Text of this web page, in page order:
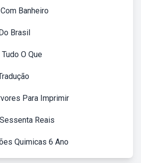
Banheiro
Brasil
O Que
Para Imprimir
Reais
Quimicas 6 Ano